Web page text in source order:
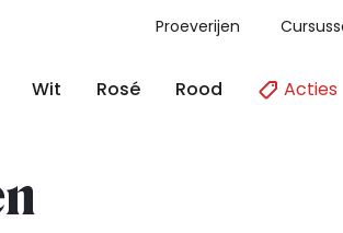
Proeverijen
Wit Rosé Rood Acties